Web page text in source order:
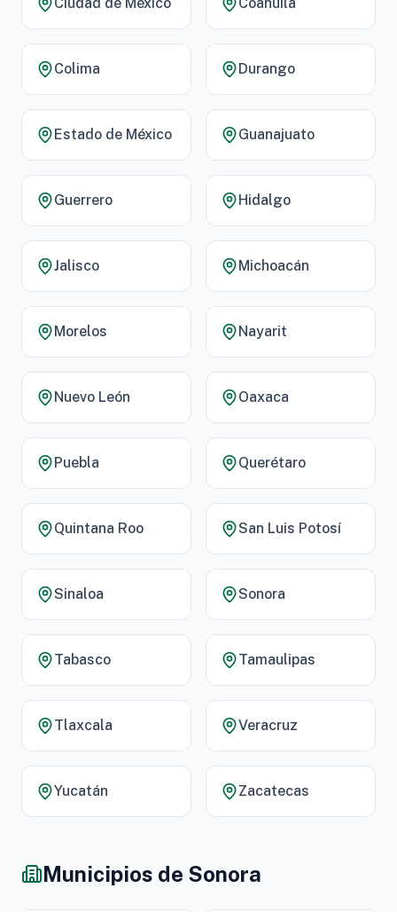
Colima Durango
Estado de México Guanajuato
Guerrero Hidalgo
Jalisco Michoacán
Morelos Nayarit
Nuevo León Oaxaca
Puebla Querétaro
Quintana Roo San Luis Potosí
Sinaloa Sonora
Tabasco Tamaulipas
Tlaxcala Veracruz
Yucatán Zacatecas
Municipios de Sonora